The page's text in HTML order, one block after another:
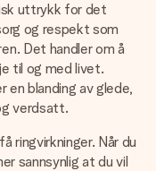
uttrykk for det
og respekt som
Det handler om å
til og med livet.
en blanding av glede,
verdsatt.
ringvirkninger. Når du
sannsynlig at du vil